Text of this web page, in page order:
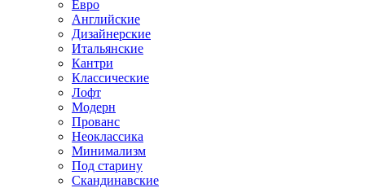
Евро
Английские
Дизайнерские
Итальянские
Кантри
Классические
Лофт
Модерн
Прованс
Неоклассика
Минимализм
Под старину
Скандинавские